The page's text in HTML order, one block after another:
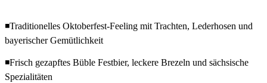
◾Traditionelles Oktoberfest-Feeling mit Trachten, Lederhosen und
bayerischer Gemütlichkeit
◾Frisch gezapftes Büble Festbier, leckere Brezeln und sächsische
Spezialitäten